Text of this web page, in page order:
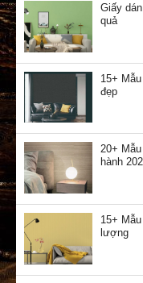
Giấy
quả
15+
đẹp
20+
hành
15+
lượng